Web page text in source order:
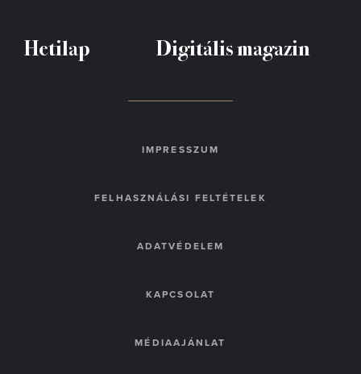
Hetilap Digitális magazin
IMPRESSZUM
FELHASZNÁLÁSI FELTÉTELEK
ADATVÉDELEM
KAPCSOLAT
MÉDIAAJÁNLAT